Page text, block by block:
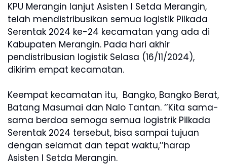
KPU Merangin lanjut Asisten I Setda Merangin,
telah mendistribusikan semua logistik Pilkada
Serentak 2024 ke-24 kecamatan yang ada di
Kabupaten Merangin. Pada hari akhir
pendistribusian logistik Selasa (16/11/2024),
dikirim empat kecamatan.
Keempat kecamatan itu, Bangko, Bangko Berat,
Batang Masumai dan Nalo Tantan. ‘’Kita sama-
sama berdoa semoga semua logistrik Pilkada
Serentak 2024 tersebut, bisa sampai tujuan
dengan selamat dan tepat waktu,’’harap
Asisten I Setda Merangin.